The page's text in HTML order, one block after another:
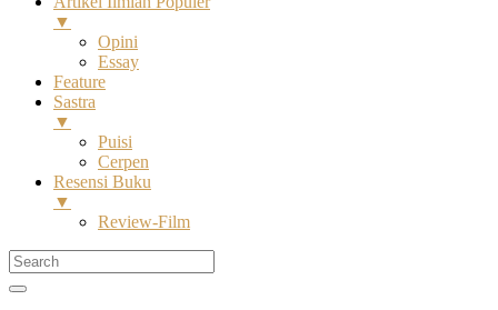
▼
Opini
Essay
Feature
Sastra
▼
Puisi
Cerpen
Resensi Buku
▼
Review-Film